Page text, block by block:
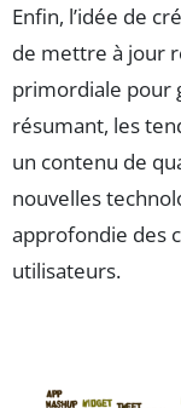
Enfin, l’idée de
de mettre à jour
primordiale pour
résumant, les
un contenu de
nouvelles
approfondie des
utilisateurs.